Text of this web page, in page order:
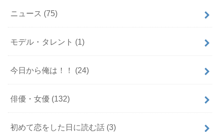
ニュース (75)
モデル・タレント (1)
今日から俺は！！ (24)
俳優・女優 (132)
初めて恋をした日に読む話 (3)